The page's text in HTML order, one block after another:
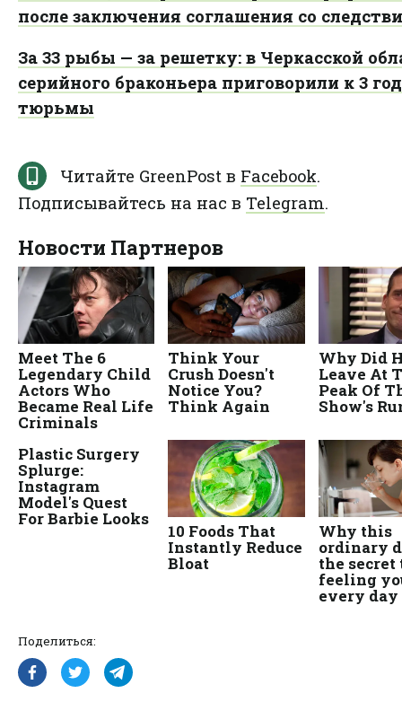
Поделиться:
после заключения соглашения со
За 33 рыбы — за решетку: в Черкасской
серийного браконьера приговорили к 3
тюрьмы
Читайте GreenPost в Facebook.
Подписывайтесь на нас в Telegram.